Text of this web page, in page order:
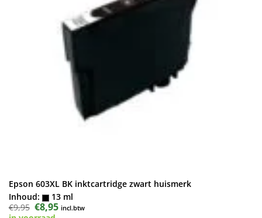
Epson 603XL BK inktcartridge zwart huismerk
Inhoud:
13 ml
€9,95 Oorspronkelijke
prijs
€8,95Huidige
prijs
incl.btw